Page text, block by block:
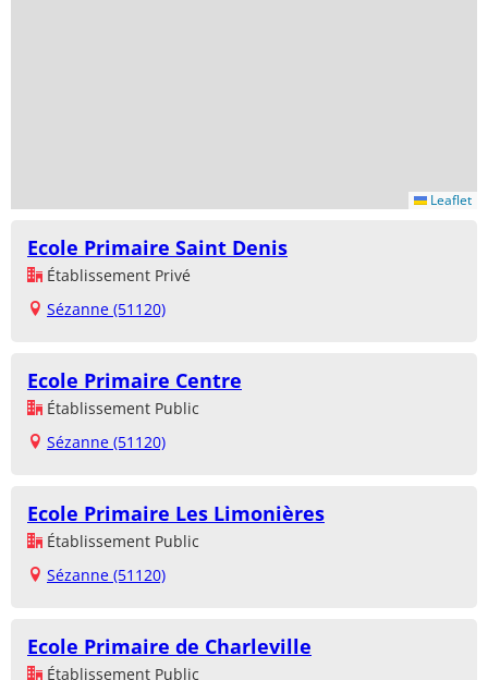
Leaflet
Ecole Primaire Saint Denis
Établissement Privé
Sézanne (51120)
Ecole Primaire Centre
Établissement Public
Sézanne (51120)
Ecole Primaire Les Limonières
Établissement Public
Sézanne (51120)
Ecole Primaire de Charleville
Établissement Public